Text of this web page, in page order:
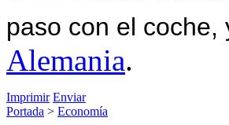
paso con el
Alemania.
Imprimir Enviar
Portada > Economía